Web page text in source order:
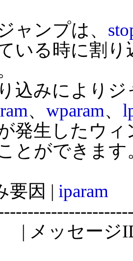
ャンプは、
いる時に割
込みにより
、 wparam、
発生したウ
とができます
要因 |
iparam
| メッセージ